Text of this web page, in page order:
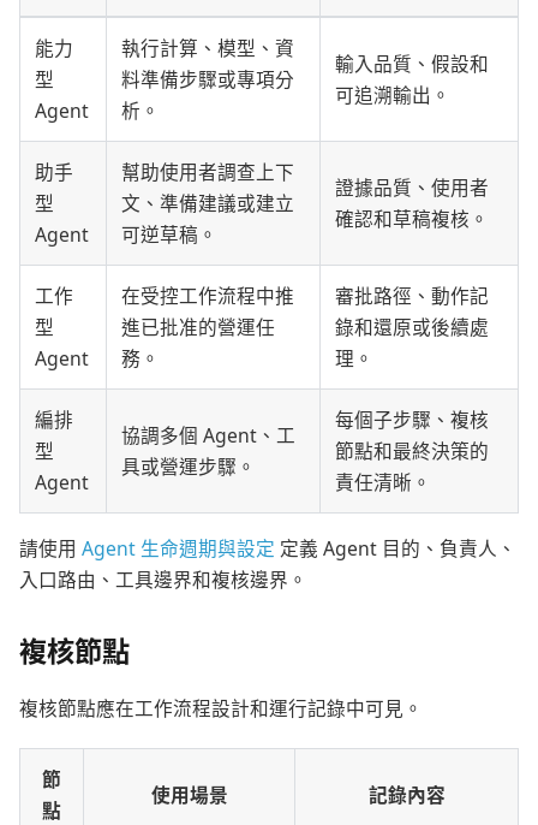
能力
型
Agent
執行計算、模型、資
料準備步驟或專項分
析。
輸入品質、假設和
可追溯輸出。
助手
型
Agent
幫助使用者調查上下
文、準備建議或建立
可逆草稿。
證據品質、使用者
確認和草稿複核。
工作
型
Agent
在受控工作流程中推
進已批准的營運任
務。
審批路徑、動作記
錄和還原或後續處
理。
編排
型
Agent
協調多個 Agent、工
具或營運步驟。
每個子步驟、複核
節點和最終決策的
責任清晰。
請使用 Agent 生命週期與設定 定義 Agent 目的、負責人、
入口路由、工具邊界和複核邊界。
複核節點
複核節點應在工作流程設計和運行記錄中可見。
節
點
使用場景 記錄內容